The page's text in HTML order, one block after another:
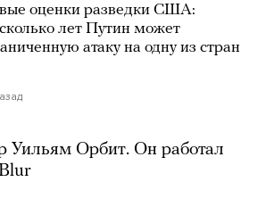
оценки разведки США:
лет Путин может
атаку на одну из стран
Уильям Орбит. Он работал